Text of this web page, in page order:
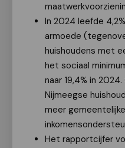
In 2024 leefde
armoede
huishoudens met
het sociaal
naar 19,4% in
Nijmeegse
meer
Het rapportcijfer